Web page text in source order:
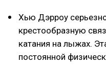
Хью Дэрроу
крестообразную
катания на лыжах.
постоянной